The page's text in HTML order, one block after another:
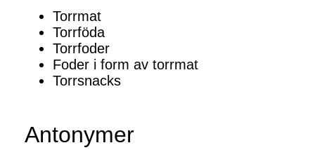
Torrmat
Torrföda
Torrfoder
Foder i form av torrmat
Torrsnacks
Antonymer